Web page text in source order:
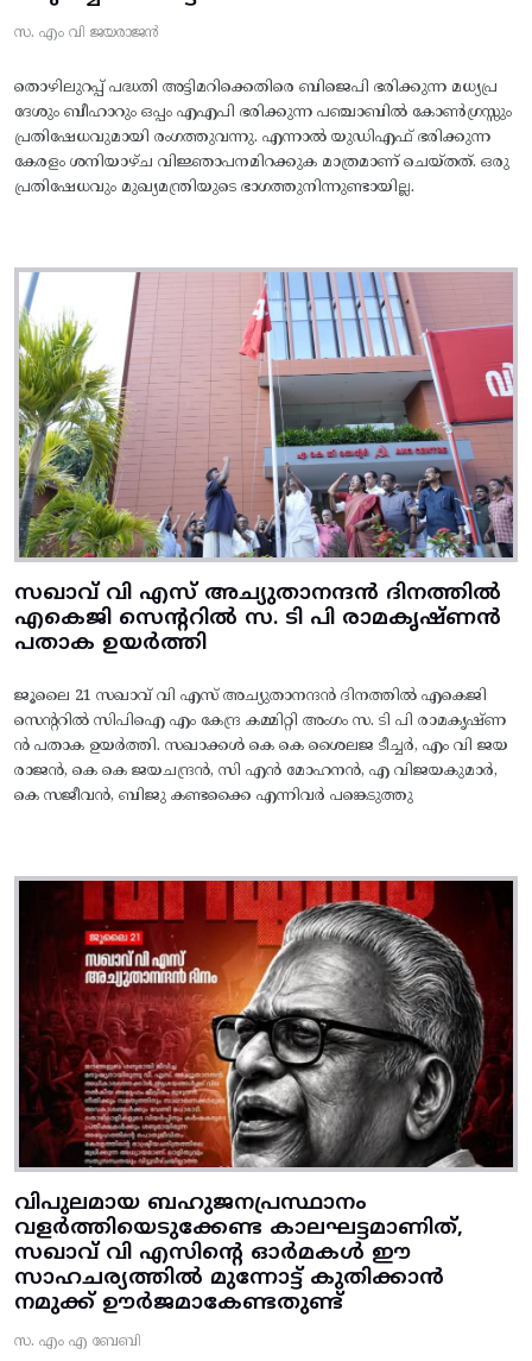
സ. എം വി ജയരാജൻ
തൊഴിലുറപ്പ് പദ്ധതി അട്ടിമറിക്കെതിരെ ബിജെപി ഭരിക്കുന്ന മധ്യപ്ര
ദേശും ബീഹാറും ഒപ്പം എഎപി ഭരിക്കുന്ന പഞ്ചാബിൽ കോൺഗ്രസ്സും
പ്രതിഷേധവുമായി രംഗത്തുവന്നു. എന്നാൽ യുഡിഎഫ് ഭരിക്കുന്ന
കേരളം ശനിയാഴ്ച വിജ്ഞാപനമിറക്കുക മാത്രമാണ് ചെയ്തത്. ഒരു
പ്രതിഷേധവും മുഖ്യമന്ത്രിയുടെ ഭാഗത്തുനിന്നുണ്ടായില്ല.
സഖാവ് വി എസ് അച്യുതാനന്ദൻ ദിനത്തിൽ
എകെജി സെന്ററിൽ സ. ടി പി രാമകൃഷ്‌ണൻ
പതാക ഉയർത്തി
ജൂലൈ 21 സഖാവ് വി എസ് അച്യുതാനന്ദൻ ദിനത്തിൽ എകെജി
സെന്ററിൽ സിപിഐ എം കേന്ദ്ര കമ്മിറ്റി അംഗം സ. ടി പി രാമകൃഷ്‌ണ
ൻ പതാക ഉയർത്തി. സഖാക്കൾ കെ കെ ശൈലജ ടീച്ചർ, എം വി ജയ
രാജൻ, കെ കെ ജയചന്ദ്രൻ, സി എൻ മോഹനൻ, എ വിജയകുമാർ,
കെ സജീവൻ, ബിജു കണ്ടക്കൈ എന്നിവർ പങ്കെടുത്തു
വിപുലമായ ബഹുജനപ്രസ്ഥാനം
വളർത്തിയെടുക്കേണ്ട കാലഘട്ടമാണിത്,
സഖാവ് വി എസിന്റെ ഓർമകൾ ഈ
സാഹചര്യത്തിൽ മുന്നോട്ട്‌ കുതിക്കാൻ
നമുക്ക് ഊർജമാകേണ്ടതുണ്ട്
സ. എം എ ബേബി